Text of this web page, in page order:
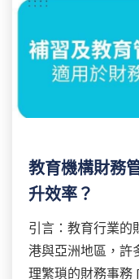
教育機構財務
升效率？
引言：教育行業的
港與亞洲地區，許
理繁瑣的財務事務